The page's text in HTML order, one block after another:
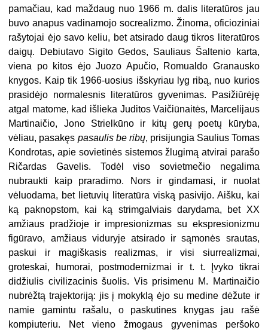
pamačiau, kad maždaug nuo 1966 m. dalis literatūros jau
buvo anapus vadinamojo socrealizmo. Žinoma, oficioziniai
rašytojai ėjo savo keliu, bet atsirado daug tikros literatūros
daigų. Debiutavo Sigito Gedos, Sauliaus Šaltenio karta,
viena po kitos ėjo Juozo Apučio, Romualdo Granausko
knygos. Kaip tik 1966-uosius išskyriau lyg ribą, nuo kurios
prasidėjo normalesnis literatūros gyvenimas. Pasižiūrėję
atgal matome, kad išlieka Juditos Vaičiūnaitės, Marcelijaus
Martinaičio, Jono Strielkūno ir kitų gerų poetų kūryba,
vėliau, pasakęs pasaulis be ribų, prisijungia Saulius Tomas
Kondrotas, apie sovietinės sistemos žlugimą atvirai parašo
Ričardas Gavelis. Todėl viso sovietmečio negalima
nubraukti kaip praradimo. Nors ir gindamasi, ir nuolat
vėluodama, bet lietuvių literatūra viską pasivijo. Aišku, kai
ką paknopstom, kai ką strimgalviais darydama, bet XX
amžiaus pradžioje ir impresionizmas su ekspresionizmu
figūravo, amžiaus viduryje atsirado ir sąmonės srautas,
paskui ir magiškasis realizmas, ir visi siurrealizmai,
groteskai, humorai, postmodernizmai ir t. t. Įvyko tikrai
didžiulis civilizacinis šuolis. Vis prisimenu M. Martinaičio
nubrėžtą trajektoriją: jis į mokyklą ėjo su medine dėžute ir
namie gamintu rašalu, o paskutines knygas jau rašė
kompiuteriu. Net vieno žmogaus gyvenimas peršoko